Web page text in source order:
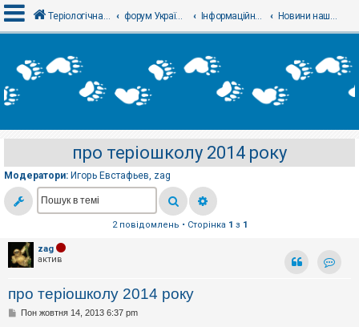
х
і
е
є
т
р
і
я
Т
е
Теріологічна школа форум Українського теріологічного товариства Інформаційний відділ Новини нашого товариства - Новости нашего общества
про теріошколу 2014 року
Модератори: Игорь Евстафьев, zag
2 повідомлень • Сторінка 1 з 1
zag
актив
про теріошколу 2014 року
ППон жовтня 14, 2013 6:37 pm